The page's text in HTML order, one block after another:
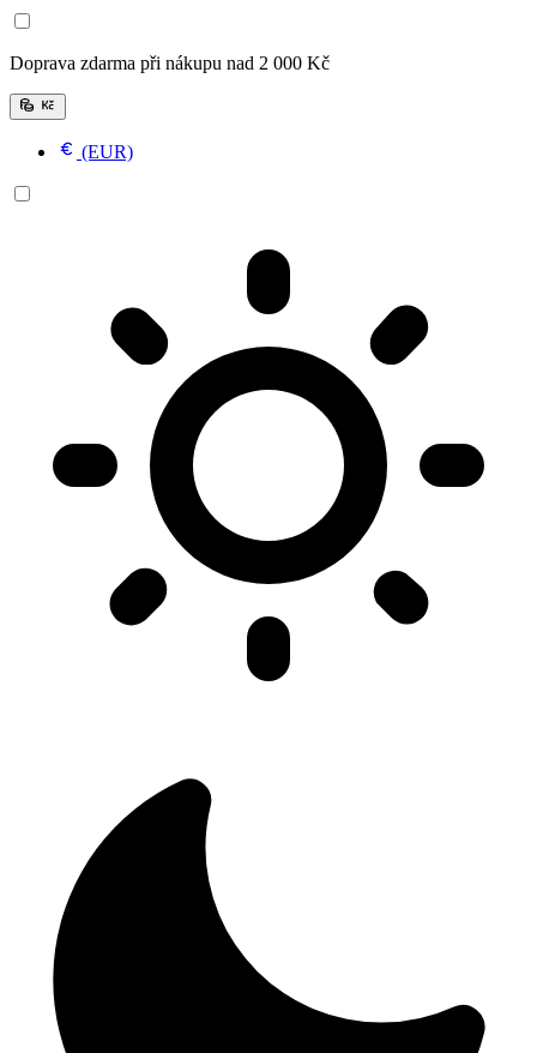
Doprava zdarma při nákupu nad 2 000 Kč
(EUR)